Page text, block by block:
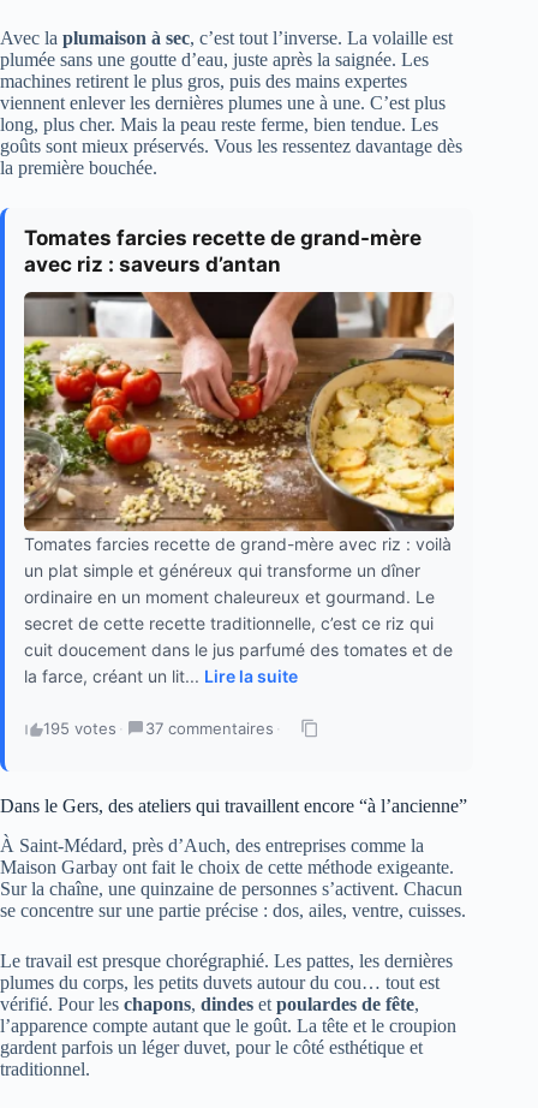
Avec la plumaison à sec, c’est tout l’inverse. La volaille est
plumée sans une goutte d’eau, juste après la saignée. Les
machines retirent le plus gros, puis des mains expertes
viennent enlever les dernières plumes une à une. C’est plus
long, plus cher. Mais la peau reste ferme, bien tendue. Les
goûts sont mieux préservés. Vous les ressentez davantage dès
la première bouchée.
Tomates farcies recette de grand-mère
avec riz : saveurs d’antan
Tomates farcies recette de grand-mère avec riz : voilà
un plat simple et généreux qui transforme un dîner
ordinaire en un moment chaleureux et gourmand. Le
secret de cette recette traditionnelle, c’est ce riz qui
cuit doucement dans le jus parfumé des tomates et de
la farce, créant un lit... Lire la suite
195 votes · 37 commentaires ·
Dans le Gers, des ateliers qui travaillent encore “à l’ancienne”
À Saint-Médard, près d’Auch, des entreprises comme la
Maison Garbay ont fait le choix de cette méthode exigeante.
Sur la chaîne, une quinzaine de personnes s’activent. Chacun
se concentre sur une partie précise : dos, ailes, ventre, cuisses.
Le travail est presque chorégraphié. Les pattes, les dernières
plumes du corps, les petits duvets autour du cou… tout est
vérifié. Pour les chapons, dindes et poulardes de fête,
l’apparence compte autant que le goût. La tête et le croupion
gardent parfois un léger duvet, pour le côté esthétique et
traditionnel.